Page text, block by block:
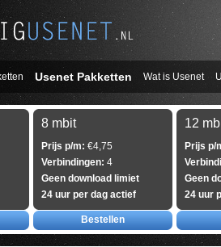
Usenet Pakketten Wat is Usenet
8 mbit
Prijs p/m: €4,75
Verbindingen: 4
Geen download limiet
24 uur per dag actief
Bestellen
12
Prijs p/
Geen
24 uur